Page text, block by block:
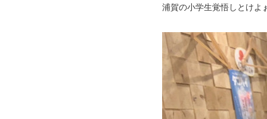
浦賀の小学生覚悟しとけよ